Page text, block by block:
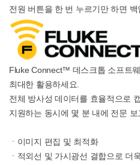
전원 버튼을 한 번 누르기만 하면 백
Fluke Connect™ 데스크톱 소프트
최대한 활용하세요.
전체 방사성 데이터를 효율적으로
지원하는 동시에 몇 분 내에 전문
ㆍ이미지 편집 및 최적화
ㆍ적외선 및 가시광선 결합으로 더